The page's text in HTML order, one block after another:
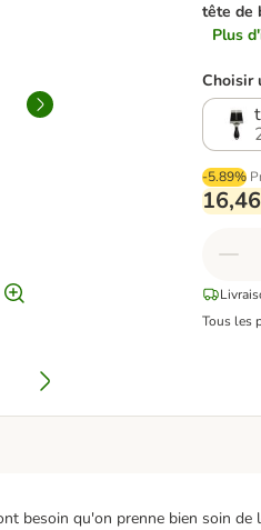
tête de
Plus
Choisir
-5.89%
Tous les
besoin qu'on prenne bien soin de